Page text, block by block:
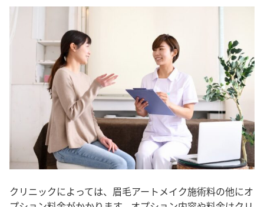
クリニックによっては、眉毛アートメイク施術料の他にオ